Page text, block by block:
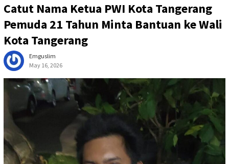
Catut Nama Ketua PWI Kota Tangerang
Pemuda 21 Tahun Minta Bantuan ke Wali
Kota Tangerang
Emguslim
May 16, 2026